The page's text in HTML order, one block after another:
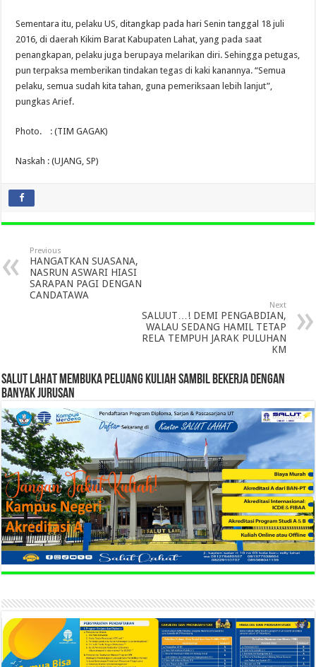
Sementara itu, pelaku US, ditangkap pada hari Senin tanggal 18 juli
2016, di daerah Kikim Barat Kabupaten Lahat, yang pada saat
penangkapan, pelaku juga berupaya melarikan diri. Sehingga petugas,
pun terpaksa memberikan tindakan tegas di kaki kanannya. “Semua
pelaku, semua sudah kita tahan, guna pemeriksaan lebih lanjut”,
pungkas Arief.
Photo. : (TIM GAGAK)
Naskah : (UJANG, SP)
Previous
HANGATKAN SUASANA,
NASRUN ASWARI HIASI
SARAPAN PAGI DENGAN
CANDATAWA
Next
SALUUT…! DEMI PENGABDIAN,
WALAU SEDANG HAMIL TETAP
RELA TEMPUH JARAK PULUHAN
KM
SALUT LAHAT MEMBUKA PELUANG KULIAH SAMBIL BEKERJA DENGAN
BANYAK JURUSAN